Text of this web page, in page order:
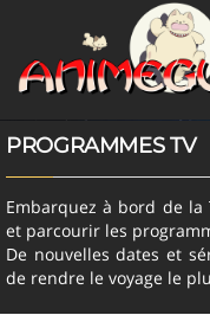
PROGRAMMES TV
Embarquez à bord de
et parcourir les
De nouvelles dates et
de rendre le voyage le
Panneau de gestion des